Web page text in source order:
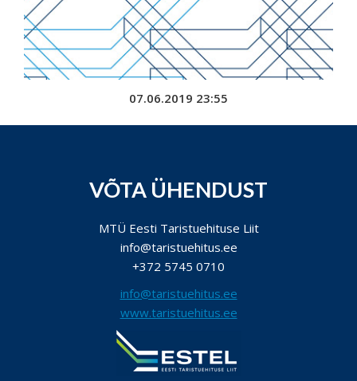
07.06.2019 23:55
VÕTA ÜHENDUST
MTÜ Eesti Taristuehituse Liit
info@taristuehitus.ee
+372 5745 0710
info@taristuehitus.ee
www.taristuehitus.ee